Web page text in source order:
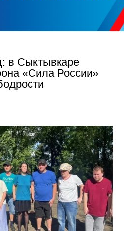
в Сыктывкаре
«Сила России»